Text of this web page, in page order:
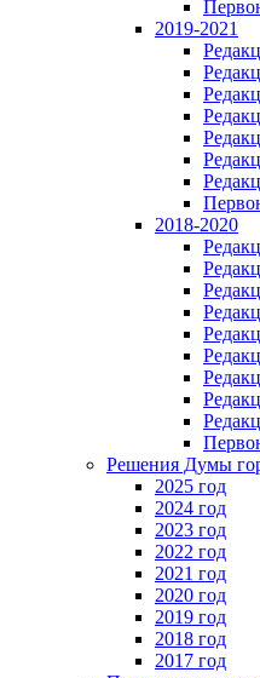
2019-2021
2018-2020
Решения Думы
2025 год
2024 год
2023 год
2022 год
2021 год
2020 год
2019 год
2018 год
2017 год